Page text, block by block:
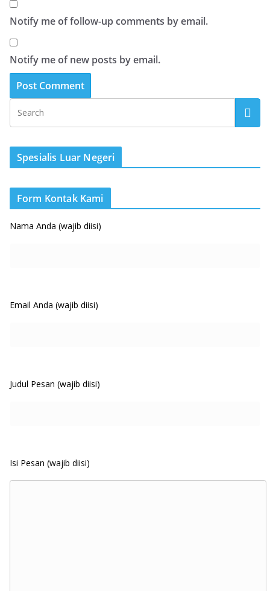
Notify me of follow-up comments by email.
Notify me of new posts by email.
Spesialis Luar Negeri
Form Kontak Kami
Nama Anda (wajib diisi)
Email Anda (wajib diisi)
Judul Pesan (wajib diisi)
Isi Pesan (wajib diisi)